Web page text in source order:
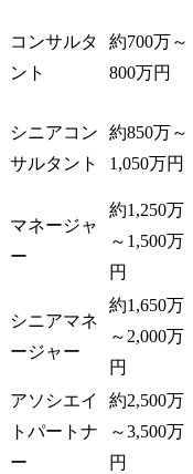
コンサルタ
ント
約700万～
800万円
シニアコン
サルタント
約850万～
1,050万円
マネージャ
ー
約1,250万
～1,500万
円
シニアマネ
ージャー
約1,650万
～2,000万
円
アソシエイ
トパートナ
ー
約2,500万
～3,500万
円